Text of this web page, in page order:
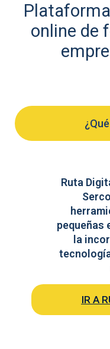
online de
Ruta
pequeñas
la
IR A